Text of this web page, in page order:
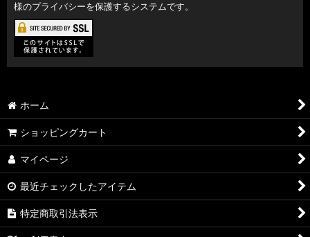
様のプライバシーを保護するシステムです。
ホーム
ショッピングカート
マイページ
最近チェックしたアイテム
特定商取引法表示